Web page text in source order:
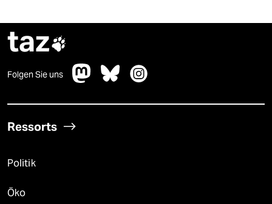
taz
Folgen Sie uns
Ressorts
Politik
Öko